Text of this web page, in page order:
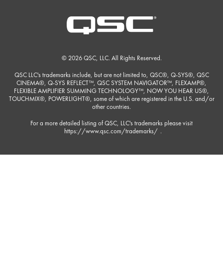
© 2026 QSC, LLC. All Rights Reserved.
QSC LLC's trademarks include, but are not limited to, QSC®, Q-SYS®, QSC
CINEMA®, Q-SYS REFLECT™, QSC SYSTEM NAVIGATOR™, FLEXAMP®,
FLEXIBLE AMPLIFIER SUMMING TECHNOLOGY™, NOW YOU HEAR US®,
TOUCHMIX®, POWERLIGHT®, some of which are registered in the U.S. and/or
other countries.
For a more detailed listing of QSC, LLC's trademarks please visit
https://www.qsc.com/trademarks/ .